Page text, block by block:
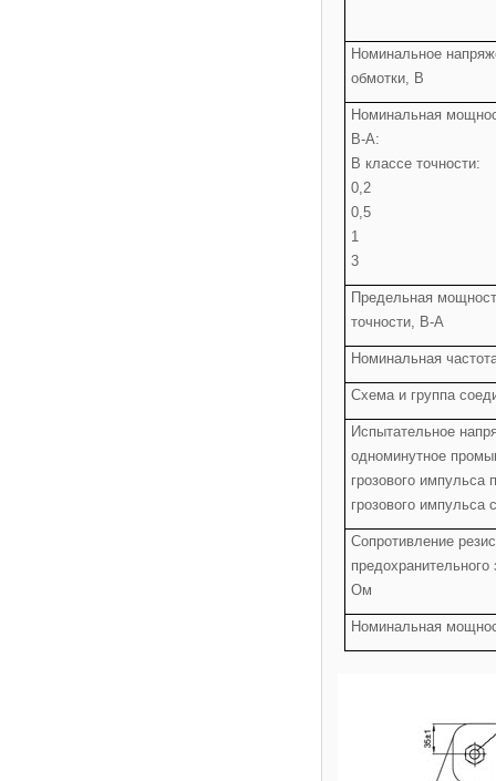
Номинальное
обмотки, В
Номинальная
В-А:
В классе точности:
0,2
0,5
1
3
Предельная
точности, В-А
Номинальная
Схема и группа
Испытательное
одноминутное
грозового импульса
грозового импульса
Сопротивление
предохранительного
Ом
Номинальная